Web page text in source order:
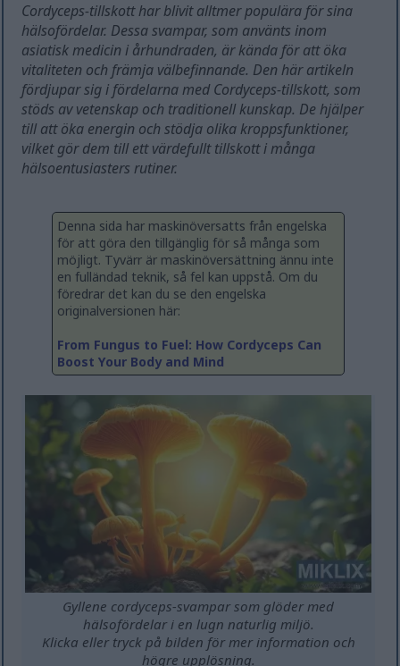
Cordyceps-tillskott har blivit alltmer populära för sina
hälsofördelar. Dessa svampar, som använts inom
asiatisk medicin i århundraden, är kända för att öka
vitaliteten och främja välbefinnande. Den här artikeln
fördjupar sig i fördelarna med Cordyceps-tillskott, som
stöds av vetenskap och traditionell kunskap. De hjälper
till att öka energin och stödja olika kroppsfunktioner,
vilket gör dem till ett värdefullt tillskott i många
hälsoentusiasters rutiner.
Denna sida har maskinöversatts från engelska
för att göra den tillgänglig för så många som
möjligt. Tyvärr är maskinöversättning ännu inte
en fulländad teknik, så fel kan uppstå. Om du
föredrar det kan du se den engelska
originalversionen här:
From Fungus to Fuel: How Cordyceps Can
Boost Your Body and Mind
Gyllene cordyceps-svampar som glöder med
hälsofördelar i en lugn naturlig miljö.
Klicka eller tryck på bilden för mer information och
högre upplösning.